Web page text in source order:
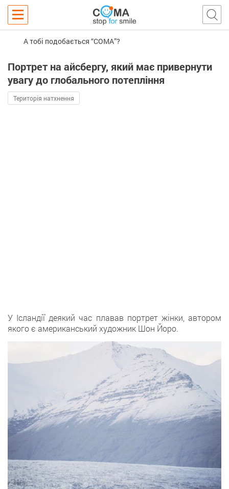
А тобі подобається “COMA”?
Портрет на айсбергу, який має привернути
увагу до глобального потепління
Територія натхнення
У Ісландії деякий час плавав портрет жінки, автором
якого є американський художник Шон Йоро.